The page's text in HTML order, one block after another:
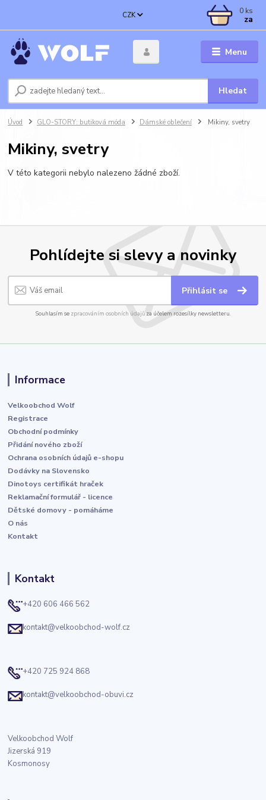
Menu
CZK
Hledat
0 ks
za
Úvod GLO-STORY: butiková móda Dámské oblečení Mikiny, svetry
Mikiny, svetry
V této kategorii nebylo nalezeno žádné zboží.
Pohlídejte si slevy a novinky
Přihlásit se
Souhlasím se zpracováním osobních údajůza účelem rozesílky newsletteru.
Informace
Velkoobchod Wolf
Registrace
Obchodní podmínky
Přidání nového zboží
Ochrana osobních údajů e-shopu
Dodávky na Slovensko
Dinotoys certifikát hraček
Reklamační formulář - licence
Dětské domovy - pomáháme
O nás
Kontakt
Kontakt
+420 606 466 562
kontakt@velkoobchod-wolf.cz
+420 725 924 868
kontakt@velkoobchod-obuvi.cz
Velkoobchod Wolf
Jizerská 919
Kosmonosy